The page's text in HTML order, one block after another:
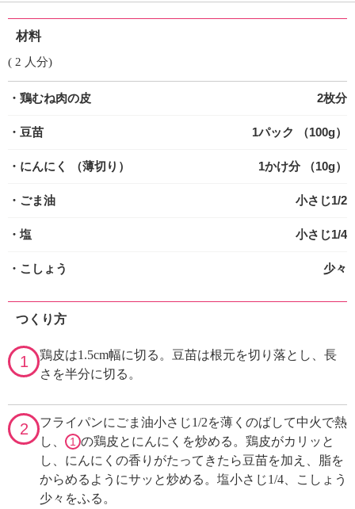
材料
( 2 人分)
・鶏むね肉の皮 2枚分
・豆苗 1パック （100g）
・にんにく （薄切り） 1かけ分 （10g）
・ごま油 小さじ1/2
・塩 小さじ1/4
・こしょう 少々
つくり方
1
鶏皮は1.5cm幅に切る。豆苗は根元を切り落とし、長
さを半分に切る。
2
フライパンにごま油小さじ1/2を薄くのばして中火で熱
し、
1 の鶏皮とにんにくを炒める。鶏皮がカリッと
し、にんにくの香りがたってきたら豆苗を加え、脂を
からめるようにサッと炒める。塩小さじ1/4、こしょう
少々をふる。